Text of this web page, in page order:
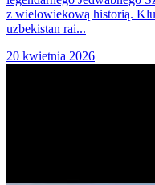
z wielowiekową historią.
uzbekistan rai...
20 kwietnia 2026